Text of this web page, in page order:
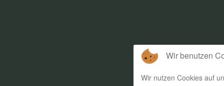
Wir benutzen
Wir nutzen Cookies auf